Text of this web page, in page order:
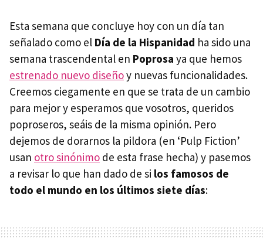
Esta semana que concluye hoy con un día tan
señalado como el Día de la Hispanidad ha sido una
semana trascendental en Poprosa ya que hemos
estrenado nuevo diseñoy nuevas funcionalidades.
Creemos ciegamente en que se trata de un cambio
para mejor y esperamos que vosotros, queridos
poproseros, seáis de la misma opinión. Pero
dejemos de dorarnos la pildora (en ‘Pulp Fiction’
usan otro sinónimo de esta frase hecha) y pasemos
a revisar lo que han dado de si los famosos de
todo el mundo en los últimos siete días: